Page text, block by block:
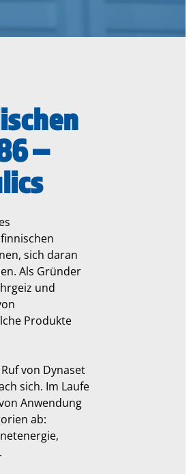
–
sich daran
Als Gründer
und
Produkte
von Dynaset
sich. Im Laufe
Anwendung
ab: